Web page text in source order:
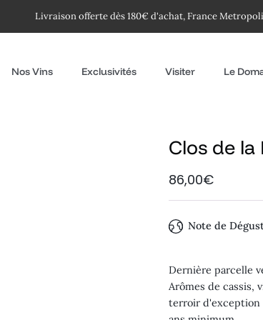
Livraison offerte dès 180€ d'achat, France
Nos Vins Exclusivités Visiter Le
Clos de
86,00€
Note de
Dernière parcelle
Arômes de cassis,
terroir d'exception